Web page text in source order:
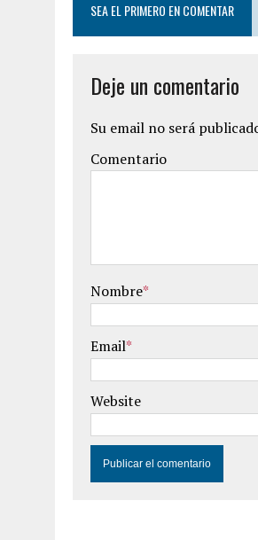
SEA EL PRIMERO EN COMENTAR
Deje un comentario
Su email no será
Comentario
Nombre*
Email*
Website